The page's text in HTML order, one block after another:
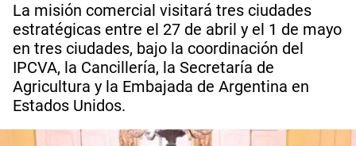
La misión comercial visitará tres ciudades
estratégicas entre el 27 de abril y el 1 de mayo
en tres ciudades, bajo la coordinación del
IPCVA, la Cancillería, la Secretaría de
Agricultura y la Embajada de Argentina en
Estados Unidos.